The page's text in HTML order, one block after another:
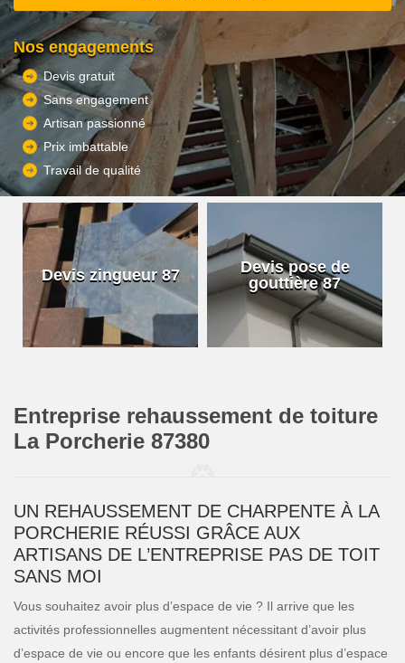
Nos engagements
Devis gratuit
Sans engagement
Artisan passionné
Prix imbattable
Travail de qualité
Devis zingueur 87
Devis pose de
gouttière 87
Entreprise rehaussement de toiture
La Porcherie 87380
UN REHAUSSEMENT DE CHARPENTE À LA
PORCHERIE RÉUSSI GRÂCE AUX
ARTISANS DE L’ENTREPRISE PAS DE TOIT
SANS MOI
Vous souhaitez avoir plus d’espace de vie ? Il arrive que les
activités professionnelles augmentent nécessitant d’avoir plus
d’espace de vie ou encore que les enfants désirent plus d’espace